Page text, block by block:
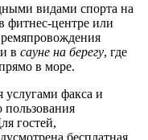
видами спорта на
фитнес-центре или
в сауне на берегу, где
в море.
услугами факса и
пользования
гостей,
бесплатная